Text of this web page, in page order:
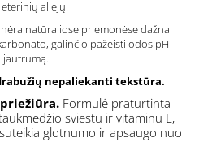
aliejų.
natūraliose priemonėse dažnai
galinčio pažeisti odos pH
jautrumą.
nepaliekanti tekstūra.
Formulė praturtinta
sviestu ir vitaminu E,
glotnumo ir apsaugo nuo